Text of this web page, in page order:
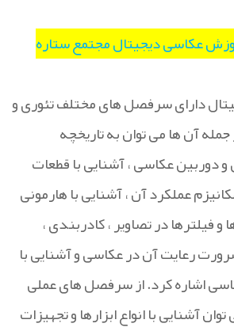
عکاسی دیجیتال مجتمع ستاره
دارای سرفصل های مختلف تئوری و
آن ها می توان به تاریخچه
دوربین عکاسی ، آشنایی با قطعات
عملکرد آن ، آشنایی با هارمونی
و فیلترها در تصاویر ، کادربندی ،
رعایت آن در عکاسی و آشنایی با
اشاره کرد. از سرفصل های عملی
آشنایی با انواع ابزارها و تجهیزات